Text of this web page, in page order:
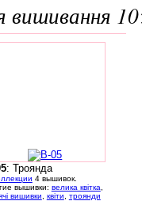
вишивання
: Троянда
4 вышивок.
вышивки: велика квітка
вишивки
квіти
троянди